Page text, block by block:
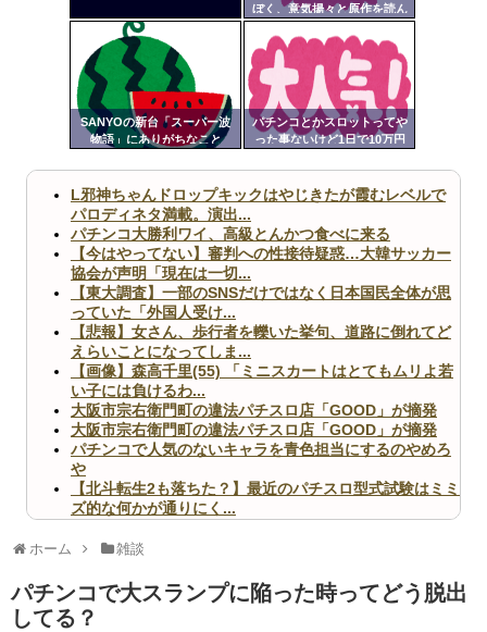
Powered by livedoor 相互RSS ぼく、意気揚々と原作を読ん
だら第一話からなつきがパパ
活してて困惑
SANYOの新台「スーパー波
物語」にありがちなこと
パチンコとかスロットってや
った事ないけど1日で10万円
な気持ちなの？
ンク
自動
更新
ツー
L邪神ちゃんドロップキックはやじきたが霞むレベルで
パロディネタ満載。演出...
パチンコ大勝利ワイ、高級とんかつ食べに来る
【今はやってない】審判への性接待疑惑…大韓サッカー
協会が声明「現在は一切...
【東大調査】一部のSNSだけではなく日本国民全体が思
っていた「外国人受け...
【悲報】女さん、歩行者を轢いた挙句、道路に倒れてど
えらいことになってしま...
【画像】森高千里(55) 「ミニスカートはとてもムリよ若
い子には負けるわ...
大阪市宗右衛門町の違法パチスロ店「GOOD」が摘発
大阪市宗右衛門町の違法パチスロ店「GOOD」が摘発
パチンコで人気のないキャラを青色担当にするのやめろ
や
【北斗転生2も落ちた？】最近のパチスロ型式試験はミミ
ズ的な何かが通りにく...
いヤバいか教えて？...
ホーム 雑談
パチンコで大スランプに陥った時ってどう脱出
してる？